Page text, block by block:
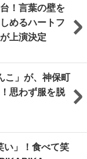
！言葉の壁を
めるハートフ
上演決定
こ」が、神保町
思わず服を脱
い」！食べて笑